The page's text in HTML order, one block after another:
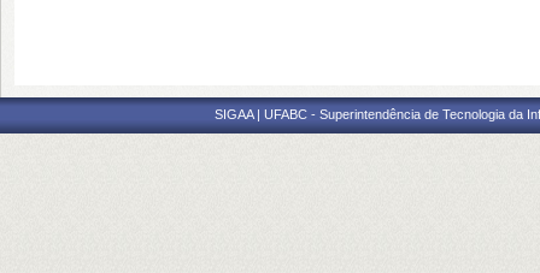
SIGAA | UFABC - Superintendência de Tecnologia da